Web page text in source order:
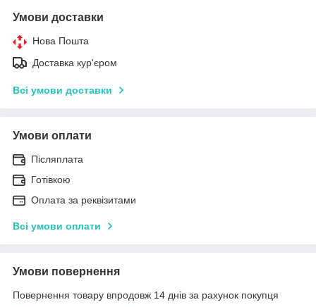
Умови доставки
Нова Пошта
Доставка кур'єром
Всі умови доставки
Умови оплати
Післяплата
Готівкою
Оплата за реквізитами
Всі умови оплати
Умови повернення
Повернення товару впродовж 14 днів за рахунок покупця